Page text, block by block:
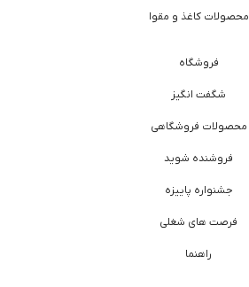
محصولات کاغذ و مقوا
فروشگاه
شگفت انگیز
محصولات فروشگاهی
فروشنده شوید
جشنواره پاییزه
فرصت های شغلی
راهنما